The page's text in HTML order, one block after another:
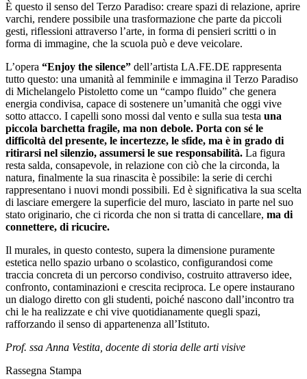
È questo il senso del Terzo Paradiso: creare spazi di relazione, aprire
varchi, rendere possibile una trasformazione che parte da piccoli
gesti, riflessioni attraverso l’arte, in forma di pensieri scritti o in
forma di immagine, che la scuola può e deve veicolare.
L’opera “Enjoy the silence” dell’artista LA.FE.DE rappresenta
tutto questo: una umanità al femminile e immagina il Terzo Paradiso
di Michelangelo Pistoletto come un “campo fluido” che genera
energia condivisa, capace di sostenere un’umanità che oggi vive
sotto attacco. I capelli sono mossi dal vento e sulla sua testa una
piccola barchetta fragile, ma non debole. Porta con sé le
difficoltà del presente, le incertezze, le sfide, ma è in grado di
ritirarsi nel silenzio, assumersi le sue responsabilità. La figura
resta salda, consapevole, in relazione con ciò che la circonda, la
natura, finalmente la sua rinascita è possibile: la serie di cerchi
rappresentano i nuovi mondi possibili. Ed è significativa la sua scelta
di lasciare emergere la superficie del muro, lasciato in parte nel suo
stato originario, che ci ricorda che non si tratta di cancellare, ma di
connettere, di ricucire.
Il murales, in questo contesto, supera la dimensione puramente
estetica nello spazio urbano o scolastico, configurandosi come
traccia concreta di un percorso condiviso, costruito attraverso idee,
confronto, contaminazioni e crescita reciproca. Le opere instaurano
un dialogo diretto con gli studenti, poiché nascono dall’incontro tra
chi le ha realizzate e chi vive quotidianamente quegli spazi,
rafforzando il senso di appartenenza all’Istituto.
Prof. ssa Anna Vestita, docente di storia delle arti visive
Rassegna Stampa